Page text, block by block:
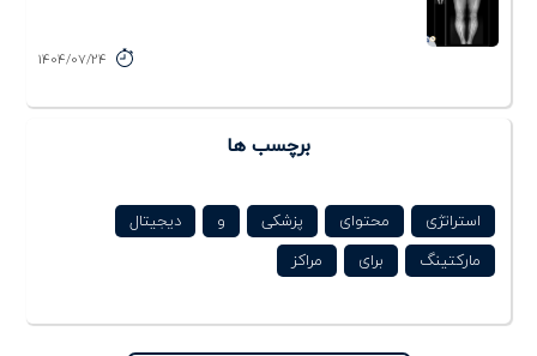
1404/07/24
برچسب ها
استراتژی محتوای پزشکی و
دیجیتال
مارکتینگ
برای مراکز